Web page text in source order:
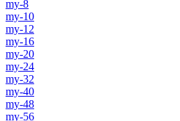
my-8
my-10
my-12
my-16
my-20
my-24
my-32
my-40
my-48
my-56